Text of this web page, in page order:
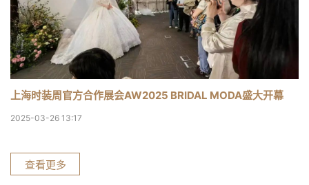
上海时装周官方合作展会AW2025 BRIDAL MODA盛大开幕
2025-03-26 13:17
查看更多